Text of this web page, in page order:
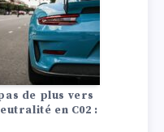
de plus vers
en C02 :